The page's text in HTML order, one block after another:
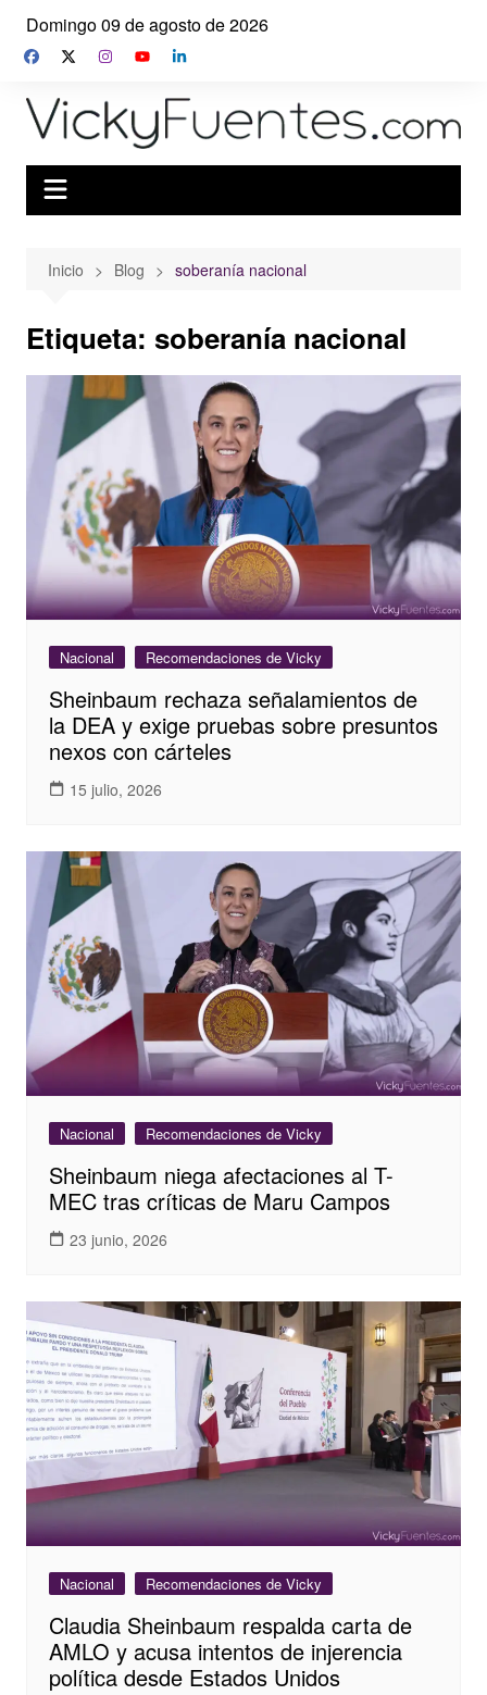
Saltar
contenido
Domingo 09 de agosto de 2026
Inicio Blog soberanía nacional
Etiqueta: soberanía nacional
Nacional Recomendaciones de Vicky
Sheinbaum rechaza señalamientos de
la DEA y exige pruebas sobre presuntos
nexos con cárteles
15 julio, 2026
Nacional Recomendaciones de Vicky
Sheinbaum niega afectaciones al T-
MEC tras críticas de Maru Campos
23 junio, 2026
Nacional Recomendaciones de Vicky
Claudia Sheinbaum respalda carta de
AMLO y acusa intentos de injerencia
política desde Estados Unidos